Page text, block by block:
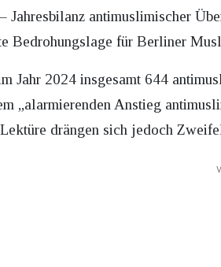
antimuslimischer
Bedrohungslage für Berliner
Jahr 2024 insgesamt 644
„alarmierenden Anstieg
drängen sich jedoch